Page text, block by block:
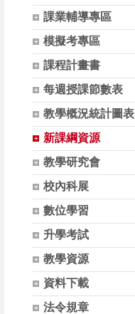
課業輔導專區
模擬考專區
課程計畫書
每週授課節數表
教學概況統計圖表
新課綱資源
教學研究會
校內科展
數位學習
升學考試
教學資源
資料下載
法令規章